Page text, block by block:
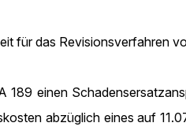
für das Revisionsverfahren
einen
abzüglich eines auf